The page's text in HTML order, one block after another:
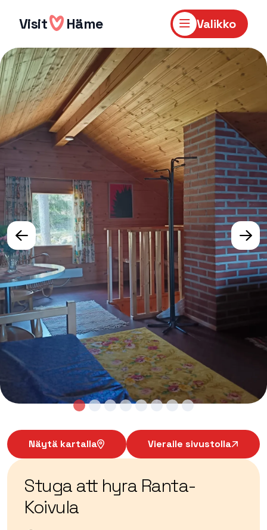
sisältöön
Visit Häme Valikko
Näytä kartalla Vieraile sivustolla
Stuga att hyra Ranta-
Koivula